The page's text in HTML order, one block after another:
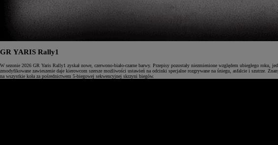
GR YARIS Rally1
W sezonie 2026 GR Yaris Rally1 zyskał nowe, czerwono-biało-czarne barwy. Przepisy pozostały niezmienione względem ubiegłego
zmodyfikowane zawieszenie daje kierowcom szersze możliwości ustawień na odcinki specjalne rozgrywane na śniegu, asfalcie i szutrze.
na wszystkie koła za pośrednictwem 5-biegowej sekwencyjnej skrzyni biegów.